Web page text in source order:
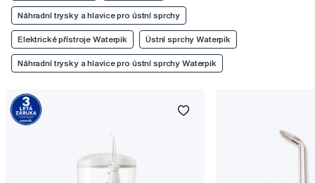
Náhradní trysky a hlavice pro ústní sprchy
Elektrické přístroje Waterpik Ústní sprchy Waterpik
Náhradní trysky a hlavice pro ústní sprchy Waterpik